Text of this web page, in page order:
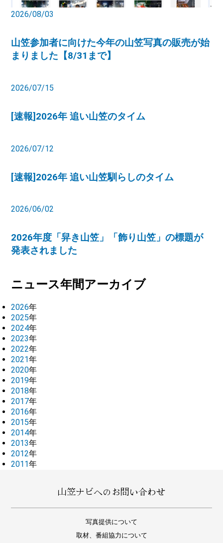
2026/08/03
山笠参加者に向けた今年の山笠写真の販売が始
まりました【8/31まで】
2026/07/15
[速報]2026年 追い山笠のタイム
2026/07/12
[速報]2026年 追い山笠馴らしのタイム
2026/06/02
2026年度「舁き山笠」「飾り山笠」の標題が
発表されました
ニュース年間アーカイブ
2026年
2025年
2024年
2023年
2022年
2021年
2020年
2019年
2018年
2017年
2016年
2015年
2014年
2013年
2012年
2011年
山笠ナビへのお問い合わせ
写真提供について
取材、番組協力について